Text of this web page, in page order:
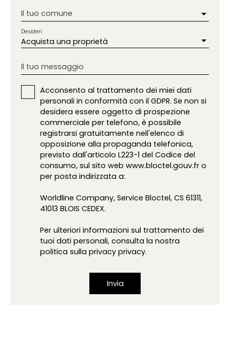
Il tuo comune
Acquista una proprietà
Desideri
Il tuo messaggio
Acconsento al trattamento dei miei dati
personali in conformità con il GDPR. Se non si
desidera essere oggetto di prospezione
commerciale per telefono, è possibile
registrarsi gratuitamente nell'elenco di
opposizione alla propaganda telefonica,
previsto dall'articolo L223-1 del Codice del
consumo, sul sito web www.bloctel.gouv.fr o
per posta indirizzata a:
Worldline Company, Service Bloctel, CS 61311,
41013 BLOIS CEDEX.
Per ulteriori informazioni sul trattamento dei
tuoi dati personali, consulta la nostra
politica sulla privacy privacy.
Invia